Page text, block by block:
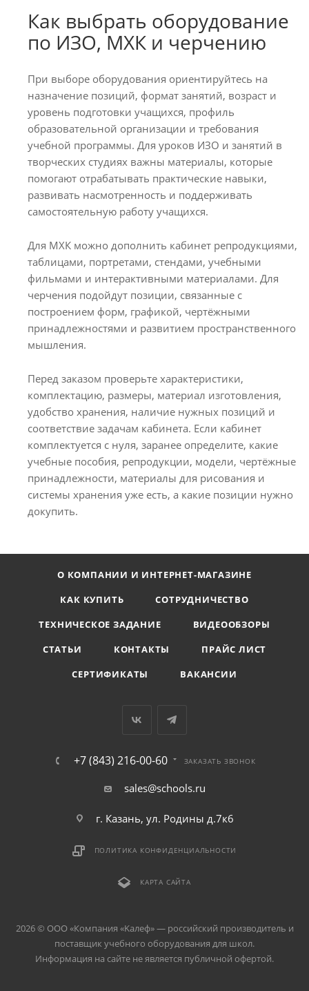
Как выбрать оборудование
по ИЗО, МХК и черчению
При выборе оборудования ориентируйтесь на
назначение позиций, формат занятий, возраст и
уровень подготовки учащихся, профиль
образовательной организации и требования
учебной программы. Для уроков ИЗО и занятий в
творческих студиях важны материалы, которые
помогают отрабатывать практические навыки,
развивать насмотренность и поддерживать
самостоятельную работу учащихся.
Для МХК можно дополнить кабинет репродукциями,
таблицами, портретами, стендами, учебными
фильмами и интерактивными материалами. Для
черчения подойдут позиции, связанные с
построением форм, графикой, чертёжными
принадлежностями и развитием пространственного
мышления.
Перед заказом проверьте характеристики,
комплектацию, размеры, материал изготовления,
удобство хранения, наличие нужных позиций и
соответствие задачам кабинета. Если кабинет
комплектуется с нуля, заранее определите, какие
учебные пособия, репродукции, модели, чертёжные
принадлежности, материалы для рисования и
системы хранения уже есть, а какие позиции нужно
докупить.
О КОМПАНИИ И ИНТЕРНЕТ-МАГАЗИНЕ
КАК КУПИТЬ
СОТРУДНИЧЕСТВО
ТЕХНИЧЕСКОЕ ЗАДАНИЕ
ВИДЕООБЗОРЫ
СТАТЬИ
КОНТАКТЫ
ПРАЙС ЛИСТ
СЕРТИФИКАТЫ
ВАКАНСИИ
+7 (843) 216-00-60 ЗАКАЗАТЬ ЗВОНОК
sales@schools.ru
г. Казань, ул. Родины д.7к6
ПОЛИТИКА КОНФИДЕНЦИАЛЬНОСТИ
КАРТА САЙТА
2026 © ООО «Компания «Kалеф» — российский производитель и
поставщик учебного оборудования для школ.
Информация на сайте не является публичной офертой.